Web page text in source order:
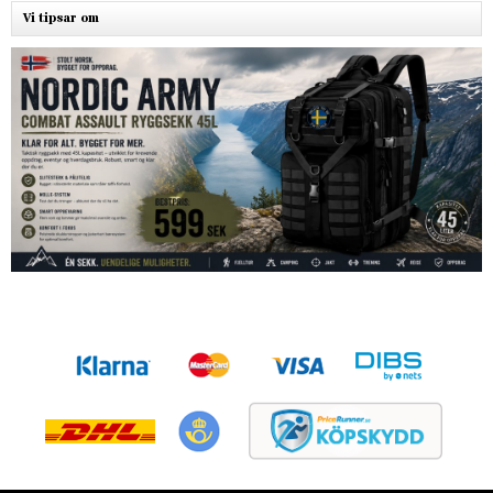
Vi tipsar om